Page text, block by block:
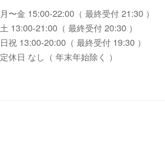
月〜金 15:00-22:00（ 最終受付 21:30 ）
土 13:00-21:00（ 最終受付 20:30 ）
日祝 13:00-20:00（ 最終受付 19:30 ）
定休日 なし（ 年末年始除く ）